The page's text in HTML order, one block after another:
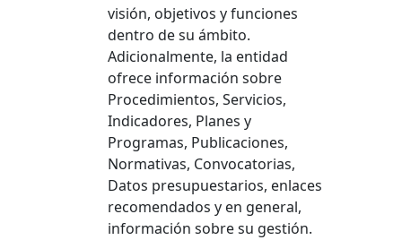
visión, objetivos y funciones
dentro de su ámbito.
Adicionalmente, la entidad
ofrece información sobre
Procedimientos, Servicios,
Indicadores, Planes y
Programas, Publicaciones,
Normativas, Convocatorias,
Datos presupuestarios, enlaces
recomendados y en general,
información sobre su gestión.